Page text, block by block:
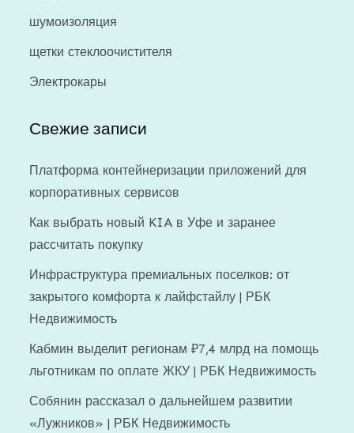
шумоизоляция
щетки стеклоочистителя
Электрокары
Свежие записи
Платформа контейнеризации приложений для
корпоративных сервисов
Как выбрать новый KIA в Уфе и заранее
рассчитать покупку
Инфраструктура премиальных поселков: от
закрытого комфорта к лайфстайлу | РБК
Недвижимость
Кабмин выделит регионам ₽7,4 млрд на помощь
льготникам по оплате ЖКУ | РБК Недвижимость
Собянин рассказал о дальнейшем развитии
«Лужников» | РБК Недвижимость